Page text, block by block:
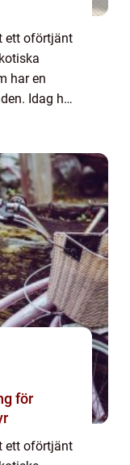
ett oförtjänt
har en
Idag har
för
ett oförtjänt